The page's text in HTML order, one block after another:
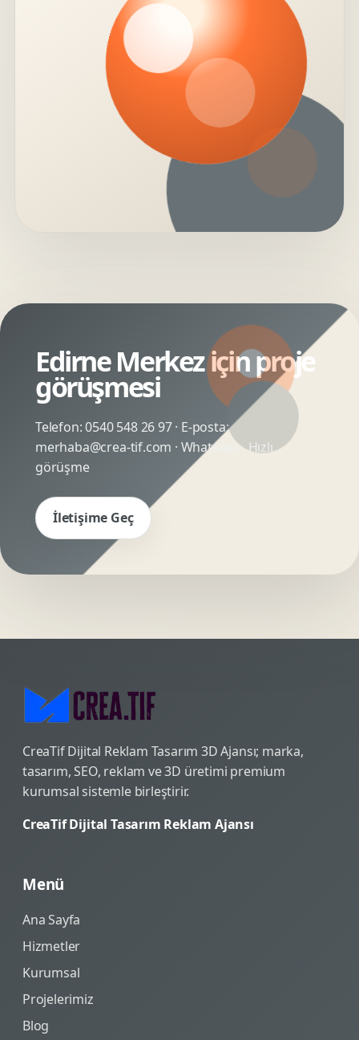
Edirne Merkez için proje
görüşmesi
Telefon:0540 548 26 97· E-posta:
merhaba@crea-tif.com · WhatsApp:Hızlı
görüşme
İletişime Geç
CreaTif Dijital Reklam Tasarım 3D Ajansı; marka,
tasarım, SEO, reklam ve 3D üretimi premium
kurumsal sistemle birleştirir.
CreaTif Dijital Tasarım Reklam Ajansı
Menü
Ana Sayfa
Hizmetler
Kurumsal
Projelerimiz
Blog